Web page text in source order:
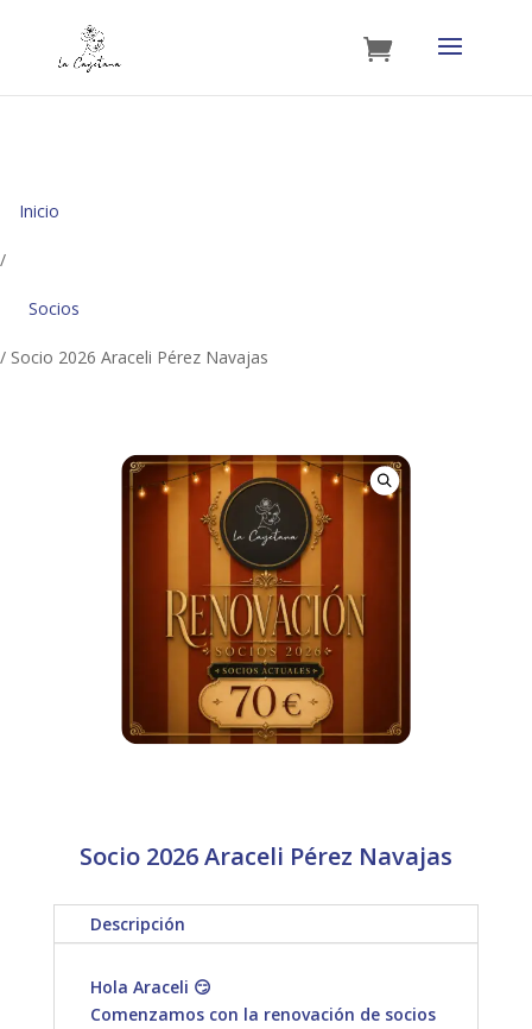
Inicio
/
Socios
/ Socio 2026 Araceli Pérez Navajas
Socio 2026 Araceli Pérez Navajas
Descripción
Hola Araceli 😏
Comenzamos con la renovación de socios